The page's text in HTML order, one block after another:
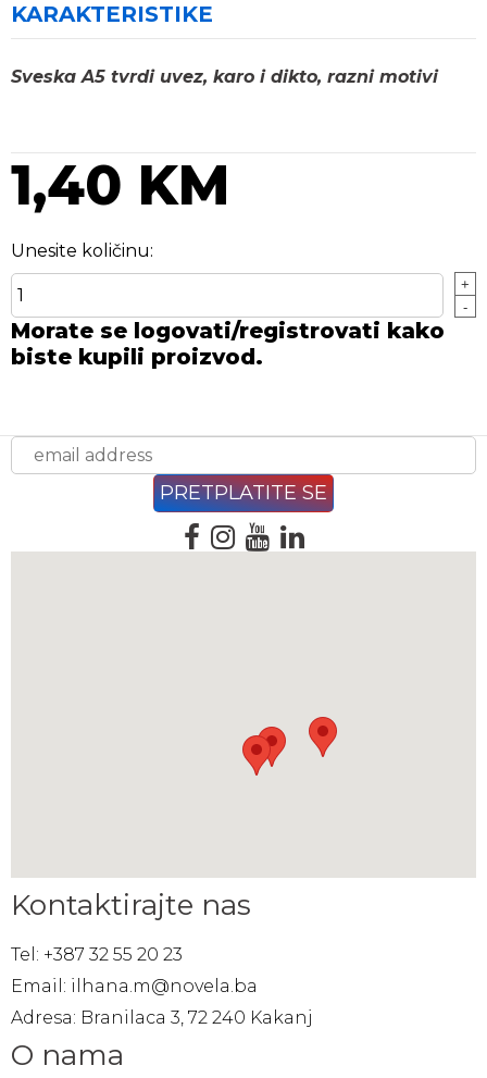
KARAKTERISTIKE
Sveska A5 tvrdi uvez, karo i dikto, razni motivi
1,40 KM
Unesite količinu:
+
-
Morate se logovati/registrovati kako
biste kupili proizvod.
Kontaktirajte nas
Tel: +387 32 55 20 23
Email: ilhana.m@novela.ba
Adresa: Branilaca 3, 72 240 Kakanj
O nama